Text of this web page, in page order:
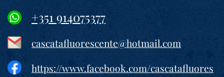
+351 914075377
cascatafluorescente@hotmail.com
https://www.facebook.com/cascatafluores